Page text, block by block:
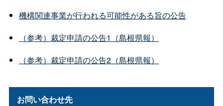
機構関連事業が行われる可能性がある旨の公告
（参考）裁定申請の公告1（島根県報）
（参考）裁定申請の公告2（島根県報）
お問い合わせ先